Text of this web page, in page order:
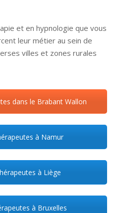
et en hypnologie que vous
leur métier au sein de
villes et zones rurales
dans le Brabant Wallon
à Namur
à Liège
à Bruxelles